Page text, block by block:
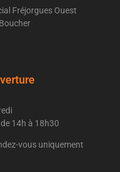
Fréjorgues Ouest
14h à 18h30
vous uniquement